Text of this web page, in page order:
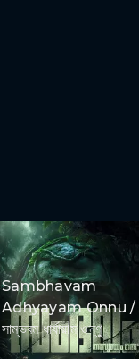
Sambhavam
Adhyayam Onnu /
সাম্ভবম ধার্যায়াম ওন্ণু